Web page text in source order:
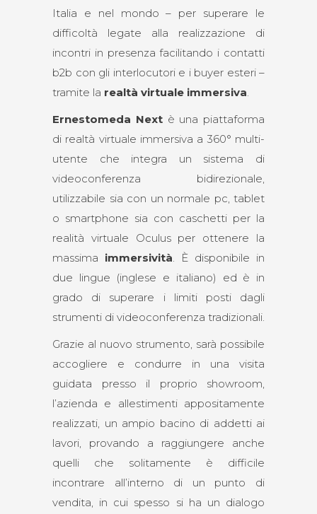
Italia e nel mondo – per superare le
difficoltà legate alla realizzazione di
incontri in presenza facilitando i contatti
b2b con gli interlocutori e i buyer esteri –
tramite la realtà virtuale immersiva.
Ernestomeda Nextè una piattaforma
di realtà virtuale immersiva a 360° multi-
utente che integra un sistema di
videoconferenza bidirezionale,
utilizzabile sia con un normale pc, tablet
o smartphone sia con caschetti per la
realità virtuale Oculus per ottenere la
massima immersività. È disponibile in
due lingue (inglese e italiano) ed è in
grado di superare i limiti posti dagli
strumenti di videoconferenza tradizionali.
Grazie al nuovo strumento, sarà possibile
accogliere e condurre in una visita
guidata presso il proprio showroom,
l’azienda e allestimenti appositamente
realizzati, un ampio bacino di addetti ai
lavori, provando a raggiungere anche
quelli che solitamente è difficile
incontrare all’interno di un punto di
vendita, in cui spesso si ha un dialogo